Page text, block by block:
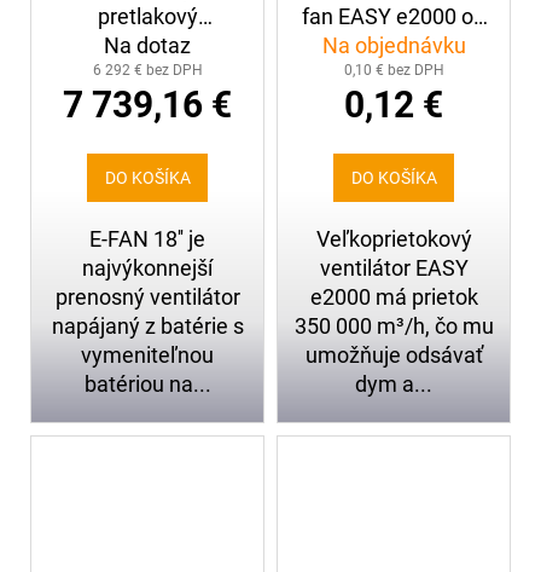
pretlakový
ventilátor LEADER
E-FAN 18"
Na dotaz
6 292 € bez DPH
7 739,16 €
DO KOŠÍKA
E-FAN 18'' je
najvýkonnejší
prenosný ventilátor
napájaný z batérie s
vymeniteľnou
batériou na...
fan EASY e2000 on
Skid
Na objednávku
0,10 € bez DPH
0,12 €
DO KOŠÍKA
Veľkoprietokový
ventilátor EASY
e2000 má prietok
350 000 m³/h, čo mu
umožňuje odsávať
dym a...